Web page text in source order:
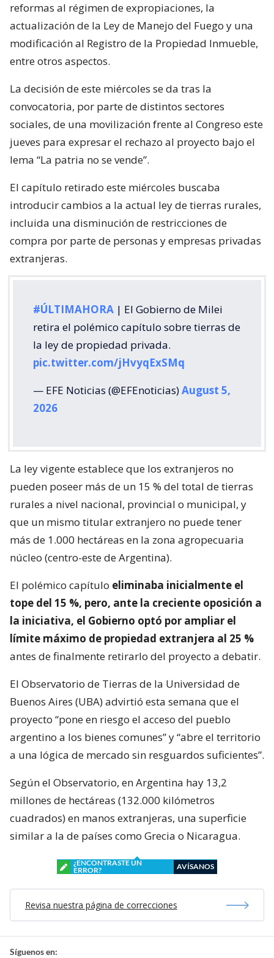
reformas al régimen de expropiaciones, la
actualización de la Ley de Manejo del Fuego y una
modificación al Registro de la Propiedad Inmueble,
entre otros aspectos.
La decisión de este miércoles se da tras la
convocatoria, por parte de distintos sectores
sociales, de una movilización frente al Congreso este
jueves para expresar el rechazo al proyecto bajo el
lema “La patria no se vende”.
El capítulo retirado este miércoles buscaba
introducir cambios a la actual ley de tierras rurales,
incluida una disminución de restricciones de
compra por parte de personas y empresas privadas
extranjeras.
#ÚLTIMAHORA | El Gobierno de Milei
retira el polémico capítulo sobre tierras de
la ley de propiedad privada.
pic.twitter.com/jHvyqExSMq
— EFE Noticias (@EFEnoticias)August 5,
2026
La ley vigente establece que los extranjeros no
pueden poseer más de un 15 % del total de tierras
rurales a nivel nacional, provincial o municipal, y
que un mismo titular extranjero no puede tener
más de 1.000 hectáreas en la zona agropecuaria
núcleo (centro-este de Argentina).
El polémico capítulo eliminaba inicialmente el
tope del 15 %, pero, ante la creciente oposición a
la iniciativa, el Gobierno optó por ampliar el
límite máximo de propiedad extranjera al 25 %
antes de finalmente retirarlo del proyecto a debatir.
El Observatorio de Tierras de la Universidad de
Buenos Aires (UBA) advirtió esta semana que el
proyecto “pone en riesgo el acceso del pueblo
argentino a los bienes comunes” y “abre el territorio
a una lógica de mercado sin resguardos suficientes”.
Según el Observatorio, en Argentina hay 13,2
millones de hectáreas (132.000 kilómetros
cuadrados) en manos extranjeras, una superficie
similar a la de países como Grecia o Nicaragua.
¿ENCONTRASTE UN
ERROR?
AVÍSANOS
Revisa nuestra página de correcciones
Síguenos en: